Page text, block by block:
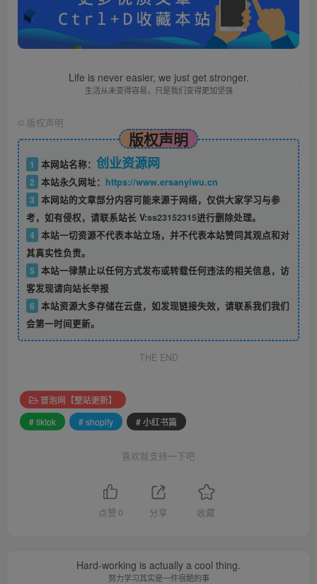
Life is never easier, we just get stronger.
生活从未变得容易，只是我们变得更加坚强
© 版权声明
版权声明
1 本网站名称： 创业资源网
2 本站永久网址： https://www.ersanyiwu.cn
3 本网站的文章部分内容可能来源于网络，仅供大家学习与参
考，如有侵权，请联系站长 V:ss23152315进行删除处理。
4 本站一切资源不代表本站立场，并不代表本站赞同其观点和对
其真实性负责。
5 本站一律禁止以任何方式发布或转载任何违法的相关信息，访
客发现请向站长举报
6 本站资源大多存储在云盘，如发现链接失效，请联系我们我们
会第一时间更新。
THE END
冒泡网【整站更新】
# tiktok
# shopify # 小红书篇
喜欢就支持一下吧
点赞 0 分享 收藏
Hard-working is actually a cool thing.
努力学习其实是一件很酷的事